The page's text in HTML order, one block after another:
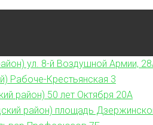
ул. 8-й Воздушной Армии,
Рабоче-Крестьянская 3
район) 50 лет Октября 20А
район) площадь